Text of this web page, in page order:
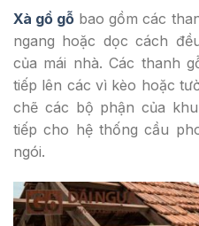
Xà gồ gỗ bao gồm các
ngang hoặc dọc cách
của mái nhà. Các thanh
tiếp lên các vì kèo hoặc
chẽ các bộ phận của
tiếp cho hệ thống cầu
ngói.